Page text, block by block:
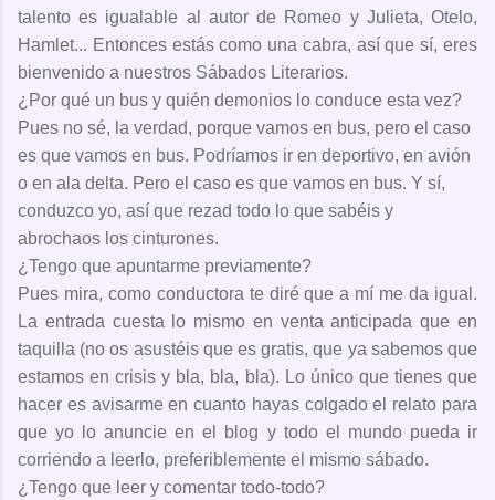
talento es igualable al autor de Romeo y Julieta, Otelo,
Hamlet... Entonces estás como una cabra, así que sí, eres
bienvenido a nuestros Sábados Literarios.
¿Por qué un bus y quién demonios lo conduce esta vez?
Pues no sé, la verdad, porque vamos en bus, pero el caso
es que vamos en bus. Podríamos ir en deportivo, en avión
o en ala delta. Pero el caso es que vamos en bus. Y sí,
conduzco yo, así que rezad todo lo que sabéis y
abrochaos los cinturones.
¿Tengo que apuntarme previamente?
Pues mira, como conductora te diré que a mí me da igual.
La entrada cuesta lo mismo en venta anticipada que en
taquilla (no os asustéis que es gratis, que ya sabemos que
estamos en crisis y bla, bla, bla). Lo único que tienes que
hacer es avisarme en cuanto hayas colgado el relato para
que yo lo anuncie en el blog y todo el mundo pueda ir
corriendo a leerlo, preferiblemente el mismo sábado.
¿Tengo que leer y comentar todo-todo?